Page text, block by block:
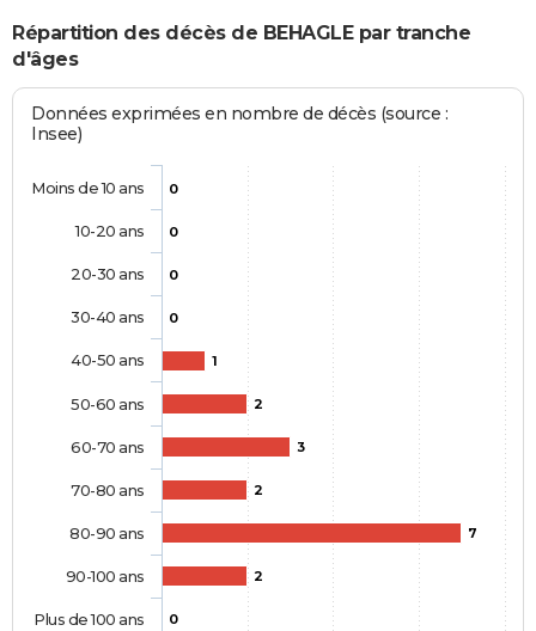
Répartition des décès de BEHAGLE par tranche
d'âges
Données exprimées en nombre de décès (source :
Insee)
0
0
0
0
1
2
3
2
7
2
0
Moins de 10 ans
10-20 ans
20-30 ans
30-40 ans
40-50 ans
50-60 ans
60-70 ans
70-80 ans
80-90 ans
90-100 ans
Plus de 100 ans